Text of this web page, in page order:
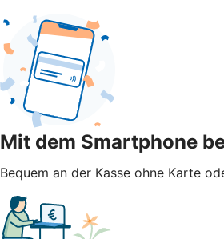
Mit dem Smartphone
Bequem an der Kasse ohne Karte